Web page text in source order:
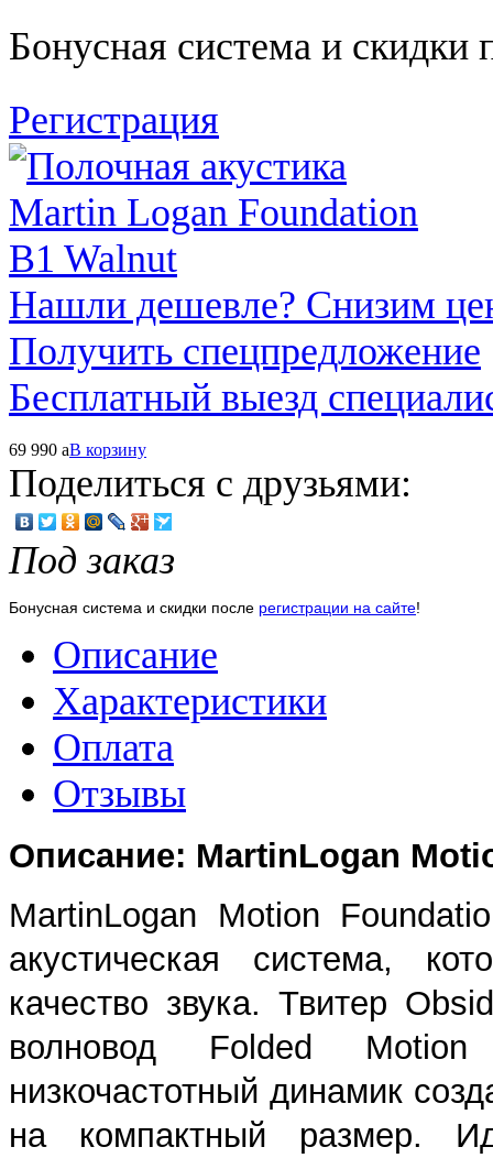
Бонусная система и скидки
Регистрация
Нашли дешевле? Снизим
Получить спецпредложение
Бесплатный выезд
69 990 aВ корзину
Поделиться с друзьями:
Под заказ
Бонусная система и скидки после регистрации на сайте!
Описание
Характеристики
Оплата
Отзывы
Описание: MartinLogan
MartinLogan Motion
акустическая система,
качество звука. Твитер
волновод Folded
низкочастотный динамик
на компактный размер.